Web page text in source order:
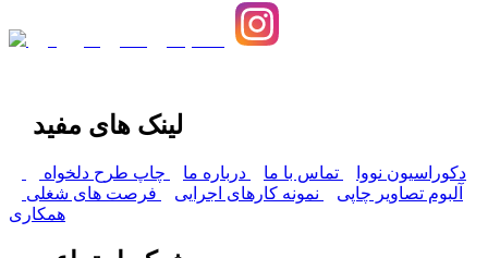
لینک های مفید
دکوراسیون نووا تماس با ما درباره ما
چاپ طرح دلخواه
آلبوم تصاویر چاپی
نمونه کارهای اجرایی
فرصت های شغلی
همکاری